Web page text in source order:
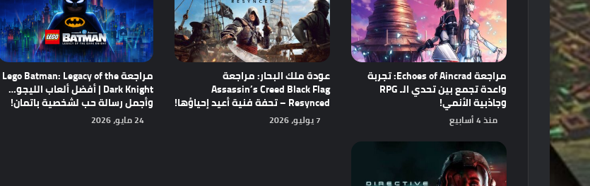
مراجعة Echoes of Aincrad: تجربة
واعدة تجمع بين تحدي الـ RPG
وجاذبية الأنمي!
منذ 4 أسابيع
عودة ملك البحار: مراجعة
Assassin’s Creed Black Flag
Resynced – تحفة فنية أعيد إحياؤها!
7 يوليو، 2026
مراجعة Lego Batman: Legacy of the
Dark Knight | أفضل ألعاب الليجو…
وأجمل رسالة حب لشخصية باتمان!
24 مايو، 2026